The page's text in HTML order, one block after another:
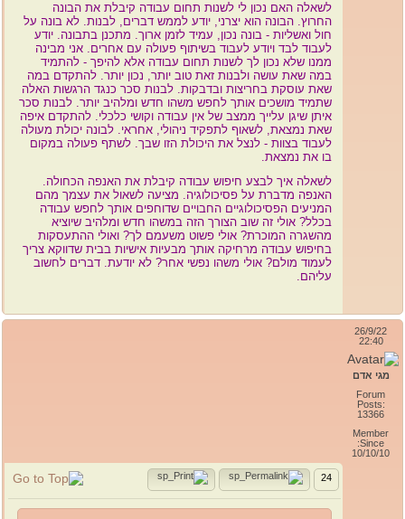
לשאלה האם נכון לי לשנות תחום עבודה קיבלת את הבונה
החרוץ. הבונה הוא יצרני, יודע לממש דברים, לבנות. לא בונה על
חול ואשליות - בונה נכון, עמיד לזמן ארוך. מתכנן בתבונה. יודע
לעבוד לבד ויודע לעבוד בשיתוף פעולה עם אחרים. אני מבינה
ממנו שלא נכון לך לשנות תחום עבודה אלא להיפך - להתמיד
במה שאת עושה ולבנות זאת טוב יותר, נכון יותר. להתקדם במה
שאת עוסקת בחריצות ובדבקות. לבנות סכר כנגד הרגשות האלה
שתמיד מושכים אותך לחפש משהו חדש ומלהיב יותר. לבנות סכר
איתן שיגן עלייך ממצב של אין עבודה וקושי כלכלי. להתקדם איפה
שאת נמצאת, לשאוף לתפקיד ניהולי, אחראי. לבונה יכולת מעולה
לעבוד בצוות - לנצל את היכולת הזו שבך. לשתף פעולה במקום
בו את נמצאת.
לשאלה איך לבצע חיפוש עבודה קיבלת את האנפה הכחולה.
האנפה מדברת על פסיכולוגיה. מציעה לשאול את עצמך מהם
המניעים הפסיכולוגיים החבויים שדוחפים אותך לחפש עבודה
בכלל? אולי זה שוב הצורך הזה במשהו חדש ומלהיב שיוציא
מהשגרה המוכרת? אולי פשוט משעמם לך? ואולי ההתעסקות
בחיפוש עבודה מרחיקה אותך מבעיות אישיות בבית שדווקא צריך
לעמוד מולם? אולי משהו נפשי אחר? לא יודעת. דברים לחשוב
עליהם.
26/9/22
22:40
מגי אדם
Forum
Posts:
13366
Member
Since:
10/10/10
24